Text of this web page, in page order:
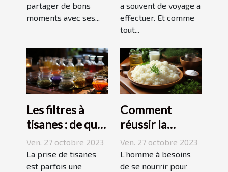
partager de bons
moments avec ses...
a souvent de voyage a
effectuer. Et comme
tout...
Les filtres à
tisanes : de quoi
s’agit-il ?
Ven. 27 octobre 2023
La prise de tisanes
est parfois une
Comment
réussir la
préparation du
riz ?
Ven. 27 octobre 2023
L’homme à besoins
de se nourrir pour